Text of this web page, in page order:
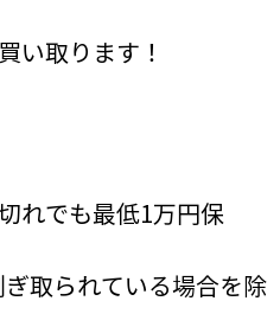
い取ります！
れでも最低1万円保
取られている場合を除